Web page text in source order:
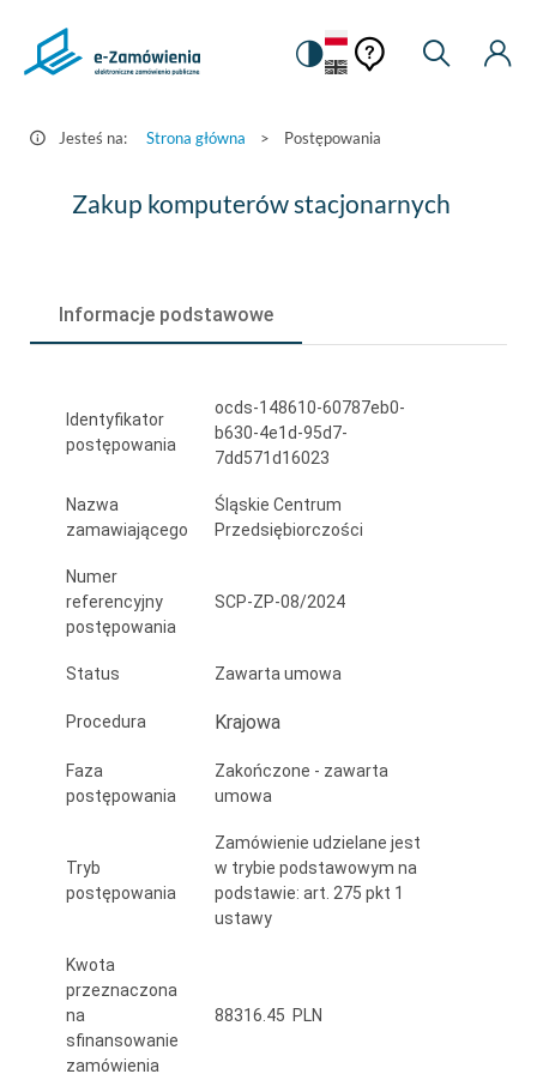
Postępowania
Zamówienia.gov.pl
Zmiana
na
kontrastową
Pomoc
kontekstowa
Pomoc
Moje
Jesteś na: Strona główna > Postępowania
Zakup
komputerów
Zakup komputerów stacjonarnych
Informacje podstawowe
Identyfikator
postępowania
ocds-148610-60787eb0-
b630-4e1d-95d7-
7dd571d16023
Nazwa
zamawiającego
Śląskie Centrum
Przedsiębiorczości
Numer
referencyjny
postępowania
SCP-ZP-08/2024
Status Zawarta umowa
Procedura Krajowa
Faza
postępowania
Zakończone - zawarta
umowa
Tryb
postępowania
Zamówienie udzielane jest
w trybie podstawowym na
podstawie: art. 275 pkt 1
ustawy
Kwota
przeznaczona
na
sfinansowanie
zamówienia
88316.45 PLN